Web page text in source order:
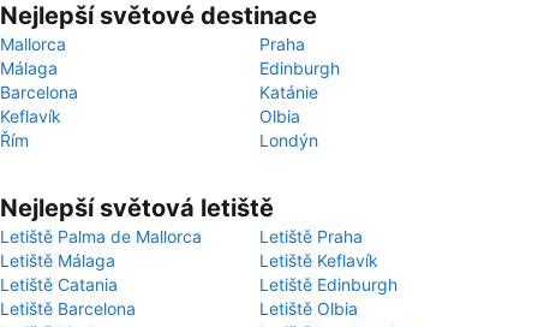
Nejlepší světové destinace
Mallorca
Praha
Málaga
Edinburgh
Barcelona
Katánie
Keflavík
Olbia
Řím
Londýn
Nejlepší světová letiště
Letiště Palma de Mallorca
Letiště Praha
Letiště Málaga
Letiště Keflavík
Letiště Catania
Letiště Edinburgh
Letiště Barcelona
Letiště Olbia